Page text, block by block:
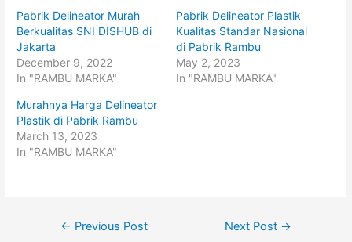
h
a
r
e
o
n
T
w
i
t
e
r
(
O
p
e
a
r
e
F
a
c
b
o
o
k
(
O
p
e
w
Pabrik Delineator Murah
Berkualitas SNI DISHUB di
Jakarta
December 9, 2022
In "RAMBU MARKA"
Pabrik Delineator Plastik
Kualitas Standar Nasional
di Pabrik Rambu
May 2, 2023
In "RAMBU MARKA"
Murahnya Harga Delineator
Plastik di Pabrik Rambu
March 13, 2023
In "RAMBU MARKA"
Post
← Previous Post Next Post →